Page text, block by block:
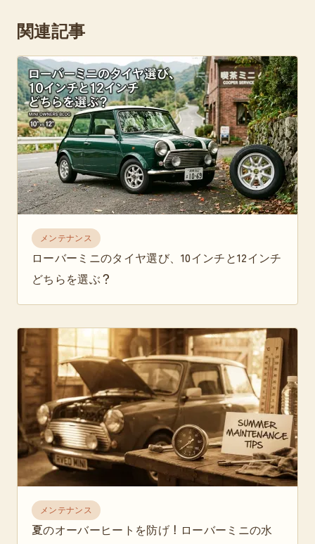
関連記事
メンテナンス
ローバーミニのタイヤ選び、10インチと12インチ
どちらを選ぶ？
メンテナンス
夏のオーバーヒートを防げ！ローバーミニの水